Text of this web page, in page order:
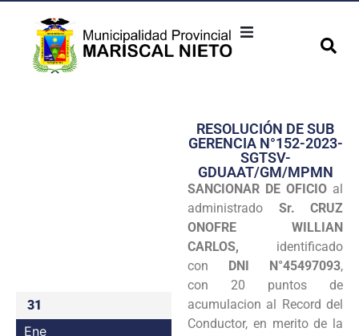
Transparencia
Seguridad
Programas
Intranet
31
Ene
RESOLUCIÓN DE SUB
GERENCIA N°152-2023-
SGTSV-
GDUAAT/GM/MPMN
SANCIONAR DE OFICIO al
administrado Sr. CRUZ
ONOFRE WILLIAN
CARLOS, identificado
con DNI N°45497093,
con 20 puntos de
acumulacion al Record del
Conductor, en merito de la